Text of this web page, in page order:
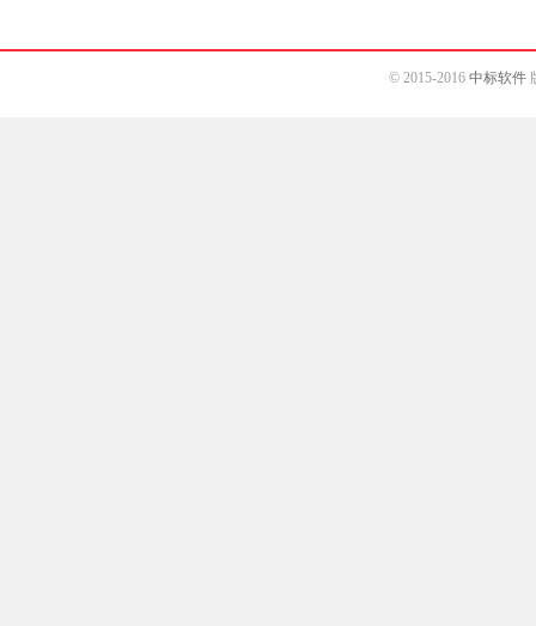
© 2015-2016 中标软件